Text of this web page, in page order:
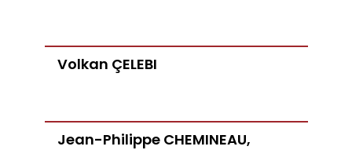
Volkan ÇELEBI
Jean-Philippe CHEMINEAU,